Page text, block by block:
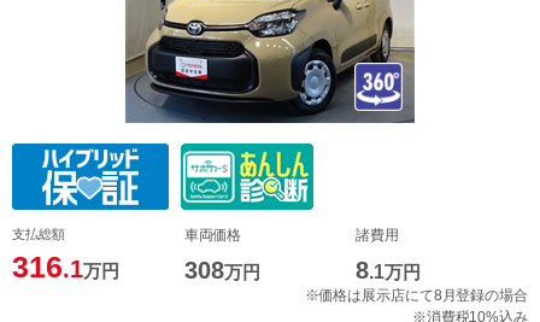
支払総額
316.1万円
車両価格
308万円
諸費用
8.1万円
※価格は展示店にて8月登録の場合
※消費税10%込み